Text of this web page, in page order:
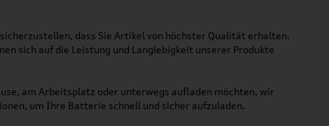
dass Sie Artikel von höchster Qualität erhalten.
sich auf die Leistung und Langlebigkeit unserer Produkte
am Arbeitsplatz oder unterwegs aufladen möchten, wir
um Ihre Batterie schnell und sicher aufzuladen.